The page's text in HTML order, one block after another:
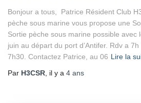
Bonjour a tous, Patrice Résident Club
pèche sous marine vous propose une
Sortie pèche sous marine possible avec
juin au départ du port d’Antifer. Rdv a
7h30. Contactez Patrice, au 06 Lire la
Par H3CSR, il y a 4 ans